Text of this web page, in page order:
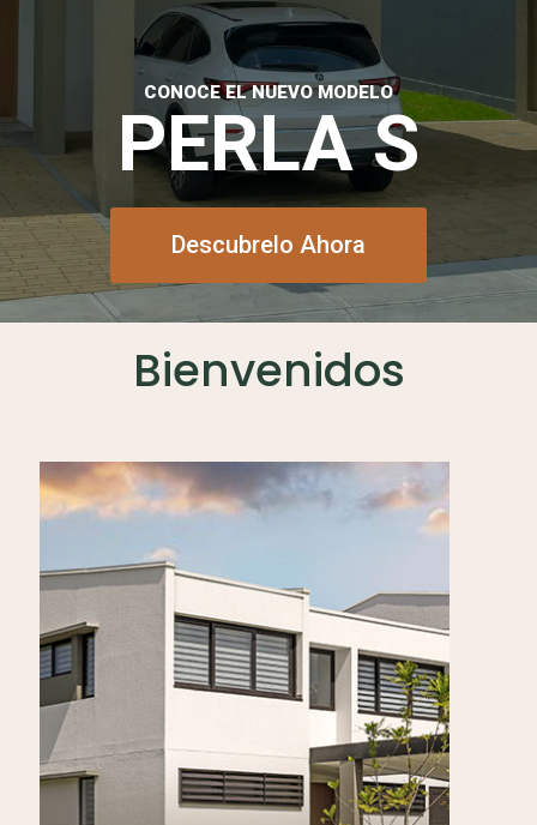
PERLA S
CONOCE EL NUEVO MODELO
Descubrelo Ahora
Bienvenidos